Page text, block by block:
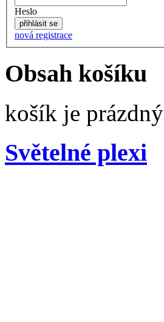
Heslo
nová registrace
Obsah košíku
košík je prázdný
Světelné plexi